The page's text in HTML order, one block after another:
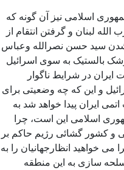
سه شنبه دهم مهر ماه 1403 جمهوری اسلامی نیز آن گونه که
لبنان و گرفتن انتقام از
شدن سید حسن نصرالله وعباس
در بیروت،نزدیک به 200 موشک بالستیک به سوی اسرائیل
در شرایط ناگوار
و این که چه وضعیتی برای
ایران پیدا خواهد شد به
اسلامی این است، چرا
و کشور گشائی رژیم حاکم بر
می خواهید انظارجهانیان را به
سازی به این منطقه